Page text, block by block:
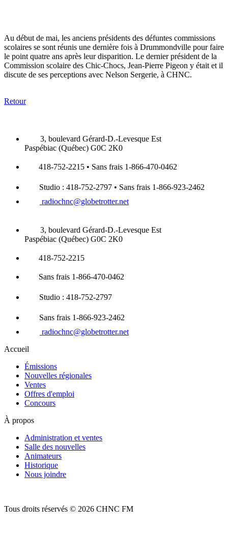
Au début de mai, les anciens présidents des défuntes commissions
scolaires se sont réunis une dernière fois à Drummondville pour faire
le point quatre ans après leur disparition. Le dernier président de la
Commission scolaire des Chic-Chocs, Jean-Pierre Pigeon y était et il
discute de ses perceptions avec Nelson Sergerie, à CHNC.
Retour
3, boulevard Gérard-D.-Levesque Est
Paspébiac (Québec) G0C 2K0
418-752-2215 • Sans frais 1-866-470-0462
Studio : 418-752-2797 • Sans frais 1-866-923-2462
radiochnc@globetrotter.net
3, boulevard Gérard-D.-Levesque Est
Paspébiac (Québec) G0C 2K0
418-752-2215
Sans frais 1-866-470-0462
Studio : 418-752-2797
Sans frais 1-866-923-2462
radiochnc@globetrotter.net
Accueil
Émissions
Nouvelles régionales
Ventes
Offres d'emploi
Concours
À propos
Administration et ventes
Salle des nouvelles
Animateurs
Historique
Nous joindre
Tous droits réservés © 2026 CHNC FM